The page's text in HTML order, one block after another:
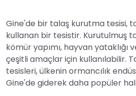
Gine'de bir talaş kurutma tesisi,
kullanan bir tesistir. Kurutulmuş
kömür yapımı, hayvan yataklığı
çeşitli amaçlar için kullanılabilir.
tesisleri, ülkenin ormancılık
Gine'de giderek daha popüler